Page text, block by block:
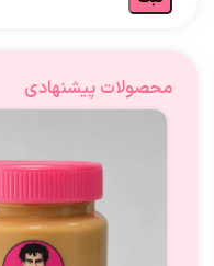
محصولات پیشنهادی